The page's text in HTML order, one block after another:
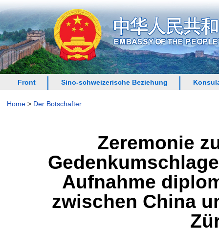
Front Sino-schweizerische Beziehung
Home > Der Botschafter
Zeremonie
Aufnahme
zwischen China